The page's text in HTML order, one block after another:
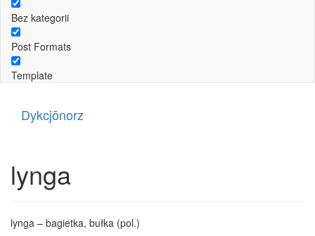
Bez kategorii
Post Formats
Template
Dykcjōnorz
lynga
lynga – bagietka, bułka (pol.)